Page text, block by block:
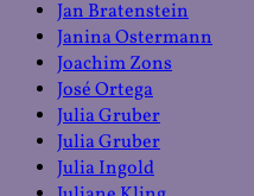
Jan Bratenstein
Janina Ostermann
Joachim Zons
José Ortega
Julia Gruber
Julia Gruber
Julia Ingold